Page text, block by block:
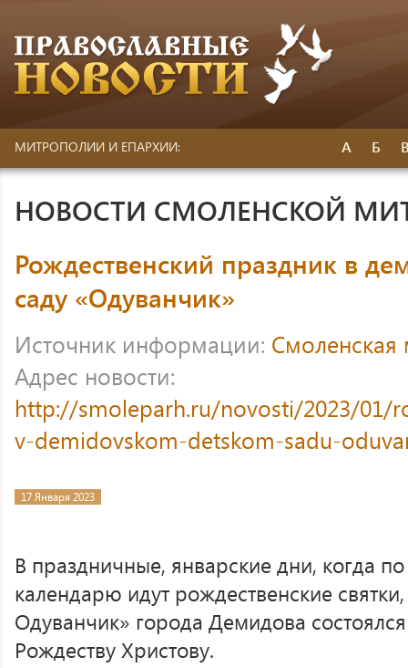
МИТРОПОЛИИ И ЕПАРХИИ: А Б
НОВОСТИ СМОЛЕНСКОЙ
Рождественский праздник в
саду «Одуванчик»
Источник информации:
Адрес новости:
http://smoleparh.ru/novosti/2023/01/
v-demidovskom-detskom-sadu-
17 Января 2023
В праздничные, январские дни, когда
календарю идут рождественские
Одуванчик» города Демидова
Рождеству Христову.